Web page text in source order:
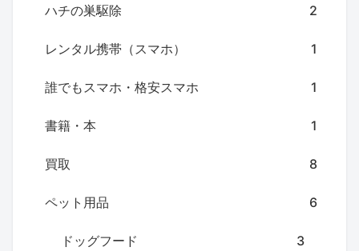
ハチの巣駆除 2
レンタル携帯（スマホ） 1
誰でもスマホ・格安スマホ 1
書籍・本 1
買取 8
ペット用品 6
ドッグフード 3